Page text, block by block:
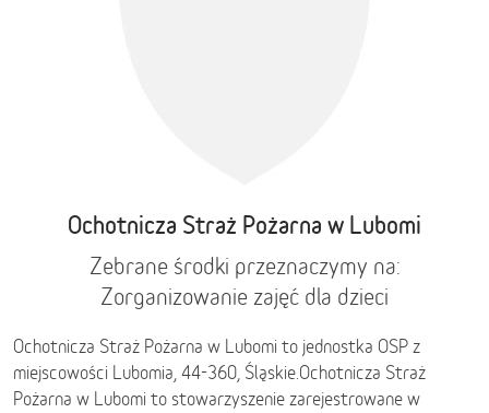
Ochotnicza Straż Pożarna w Lubomi
Zebrane środki przeznaczymy na:
Zorganizowanie zajęć dla dzieci
Ochotnicza Straż Pożarna w Lubomi to jednostka OSP z
miejscowości Lubomia, 44-360, Śląskie.Ochotnicza Straż
Pożarna w Lubomi to stowarzyszenie zarejestrowane w